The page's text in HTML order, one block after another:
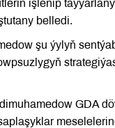
işlenip
belledi.
şu ýylyň
GDA